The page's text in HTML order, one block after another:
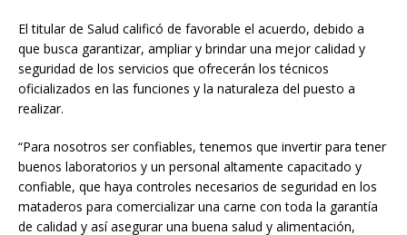
El titular de Salud calificó de favorable el acuerdo, debido a
que busca garantizar, ampliar y brindar una mejor calidad y
seguridad de los servicios que ofrecerán los técnicos
oficializados en las funciones y la naturaleza del puesto a
realizar.
“Para nosotros ser confiables, tenemos que invertir para tener
buenos laboratorios y un personal altamente capacitado y
confiable, que haya controles necesarios de seguridad en los
mataderos para comercializar una carne con toda la garantía
de calidad y así asegurar una buena salud y alimentación,